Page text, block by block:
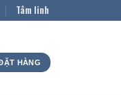
Tâm linh
HÀNG